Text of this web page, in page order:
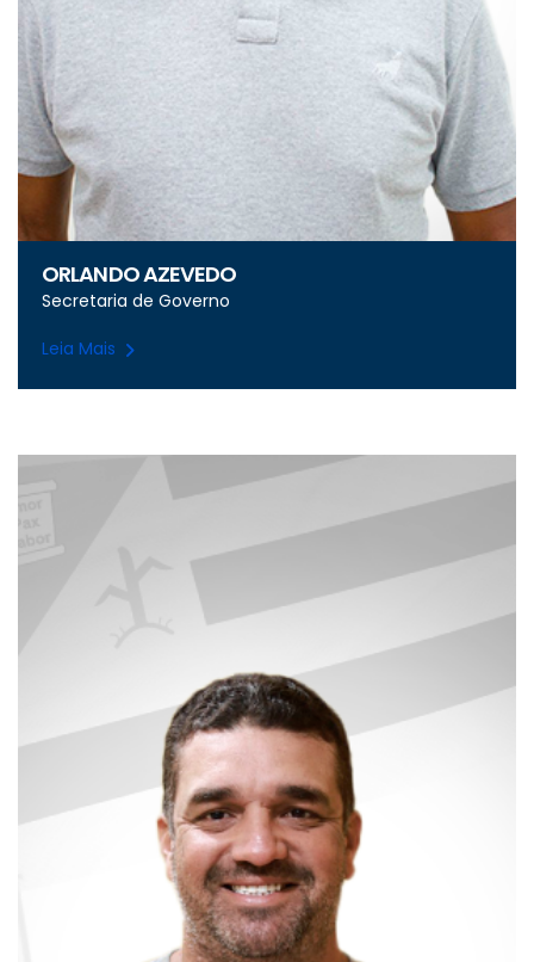
ORLANDO AZEVEDO
Secretaria de Governo
Leia Mais